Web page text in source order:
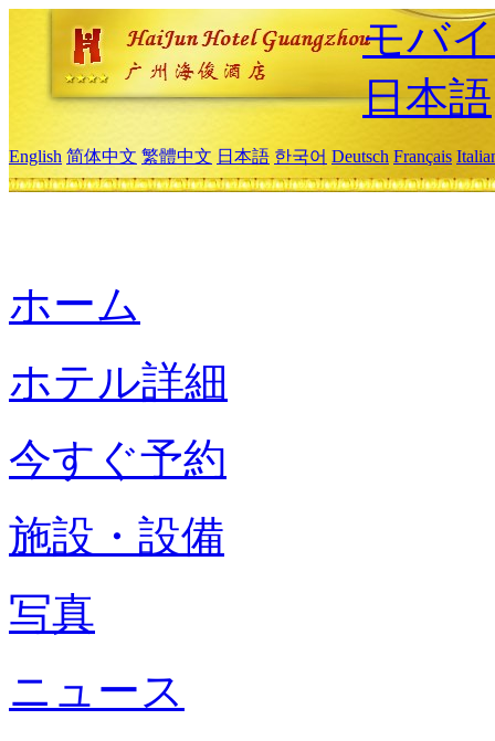
モバ
日本語
English 简体中文 繁體中文 日本語 한국어 Deutsch Français
ホーム
ホテル詳細
今すぐ予約
施設・設備
写真
ニュース